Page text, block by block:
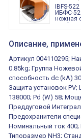
тревога"
IBFS-522 |
ИБФС-
ножная
двойная,
Маячок
230VAC
ВКН8108
ВКН8108
Концевой
путевой,
ролик
реле
Описание,
Артикул 004110295;
0.85kg; Группа
способность dc (kA)
Защита установок
138000; Pd (W) 58;
Преддуговой
Предохранители
Номинальный ток 400;
Типоразмер NH3;